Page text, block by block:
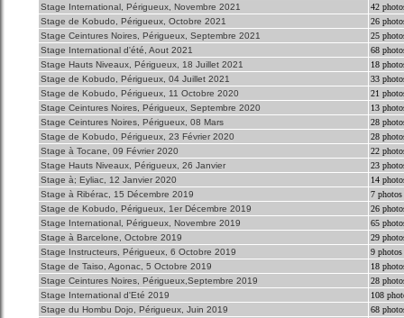
Stage International, Périgueux, Novembre 2021
42
Stage de Kobudo, Périgueux, Octobre 2021
26
Stage Ceintures Noires, Périgueux, Septembre 2021
25
Stage International d'été, Aout 2021
68
Stage Hauts Niveaux, Périgueux, 18 Juillet 2021
18
Stage de Kobudo, Périgueux, 04 Juillet 2021
33
Stage de Kobudo, Périgueux, 11 Octobre 2020
21
Stage Ceintures Noires, Périgueux, Septembre 2020
13
Stage Ceintures Noires, Périgueux, 08 Mars
28
Stage de Kobudo, Périgueux, 23 Février 2020
28
Stage à Tocane, 09 Février 2020
22
Stage Hauts Niveaux, Périgueux, 26 Janvier
23
Stage à; Eyliac, 12 Janvier 2020
14
Stage à Ribérac, 15 Décembre 2019
7 photos
Stage de Kobudo, Périgueux, 1er Décembre 2019
26
Stage International, Périgueux, Novembre 2019
65
Stage à Barcelone, Octobre 2019
29
Stage Instructeurs, Périgueux, 6 Octobre 2019
9 photos
Stage de Taiso, Agonac, 5 Octobre 2019
18
Stage Ceintures Noires, Périgueux,Septembre 2019
28
Stage International d'Eté 2019
108
Stage du Hombu Dojo, Périgueux, Juin 2019
68